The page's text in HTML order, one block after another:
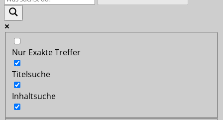
Nur Exakte Treffer
Titelsuche
Inhaltsuche